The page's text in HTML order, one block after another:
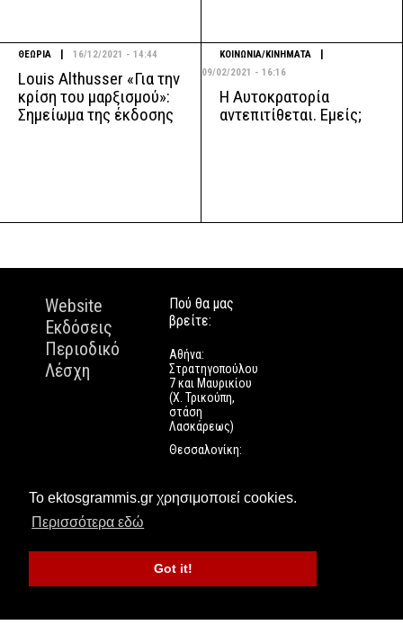
Το ektosgrammis.gr χρησιμοποιεί cookies.
Περισσότερα εδώ
Got it!
ΘΕΩΡΙΑ 16/12/2021 - 14:44
Louis Althusser «Για την
κρίση του μαρξισμού»:
Σημείωμα της έκδοσης
ΚΟΙΝΩΝΙΑ/ΚΙΝΗΜΑΤΑ
09/02/2021 - 16:16
Η Αυτοκρατορία
αντεπιτίθεται. Εμείς;
Website
Εκδόσεις
Περιοδικό
Λέσχη
Πού θα μας
βρείτε:
Αθήνα:
Στρατηγοπούλου
7 και Μαυρικίου
(Χ. Τρικούπη,
στάση
Λασκάρεως)
Θεσσαλονίκη:
Ναυάρχων 9